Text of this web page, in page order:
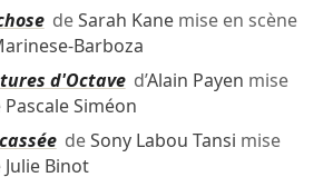
deSarah Kanemise en scène
Barboza
d'Octaved’Alain Payen mise
Pascale Siméon
deSony Labou Tansi mise
Julie Binot